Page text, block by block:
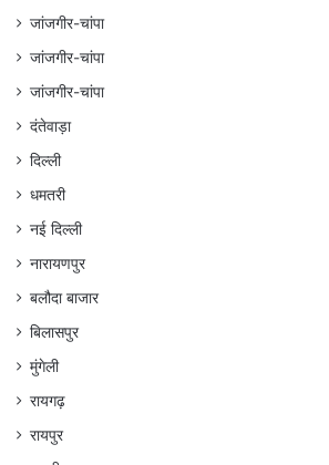
जांजगीर-चांपा
जांजगीर-चांपा
जांजगीर-चांपा
दंतेवाड़ा
दिल्ली
धमतरी
नई दिल्ली
नारायणपुर
बलौदा बाजार
बिलासपुर
मुंगेली
रायगढ़
रायपुर